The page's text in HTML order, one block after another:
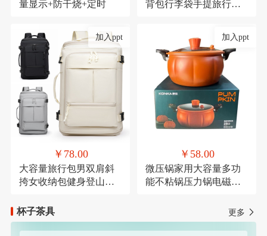
量显示+防干烧+定时
背包行李袋手提旅行包
加入ppt
￥78.00
大容量旅行包男双肩斜
挎女收纳包健身登山运
加入ppt
￥58.00
微压锅家用大容量多功
能不粘锅压力锅电磁炉
杯子茶具
更多